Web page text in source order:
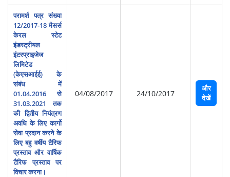
परामर्श पत्र संख्या
12/2017-18 मैसर्स
केरल स्‍टेट
इंडस्‍ट्रीयल
इंटरप्राइजेज
लिमिटेड
(केएसआईई) के
संबंध में
01.04.2016 से
31.03.2021 तक
की द्वितीय नियंत्रण
अवधि के लिए कार्गो
सेवा प्रदान करने के
लिए बहु वर्षीय टैरिफ
प्रस्‍ताव और वार्षिक
टैरिफ प्रस्‍ताव पर
विचार करना।
04/08/2017 24/10/2017
और
देखें